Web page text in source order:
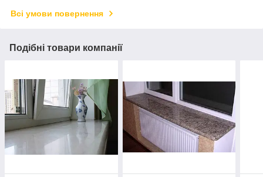
Всі умови повернення
Подібні товари компанії